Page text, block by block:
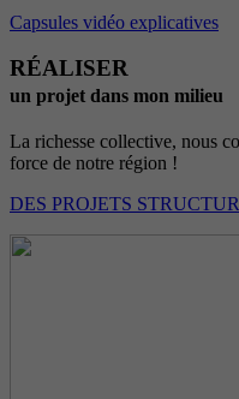
Capsules vidéo explicatives
RÉALISER
un projet dans mon milieu
La richesse collective, nous
force de notre région !
DES PROJETS